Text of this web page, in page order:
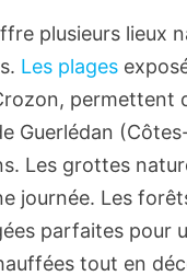
plusieurs lieux
Les plages
permettent
Guerlédan
Les grottes
journée. Les
parfaites pour
tout en